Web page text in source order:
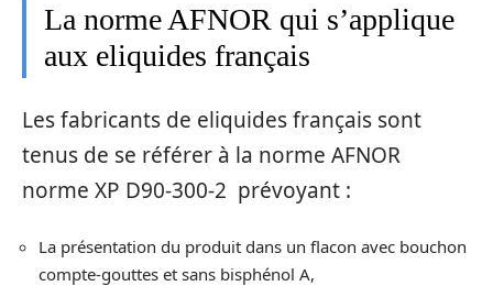
La norme AFNOR qui s’applique
aux eliquides français
Les fabricants de eliquides français sont
tenus de se référer à la norme AFNOR
norme XP D90-300-2 prévoyant :
La présentation du produit dans un flacon avec bouchon
compte-gouttes et sans bisphénol A,